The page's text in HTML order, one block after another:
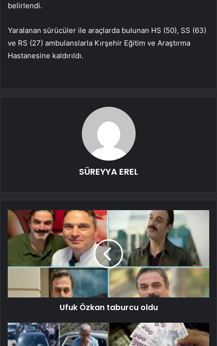
belirlendi.
Yaralanan sürücüler ile araçlarda bulunan HS (50), SS (63)
ve RS (27) ambulanslarla Kırşehir Eğitim ve Araştırma
Hastanesine kaldırıldı.
SÜREYYA EREL
Ufuk Özkan taburcu oldu